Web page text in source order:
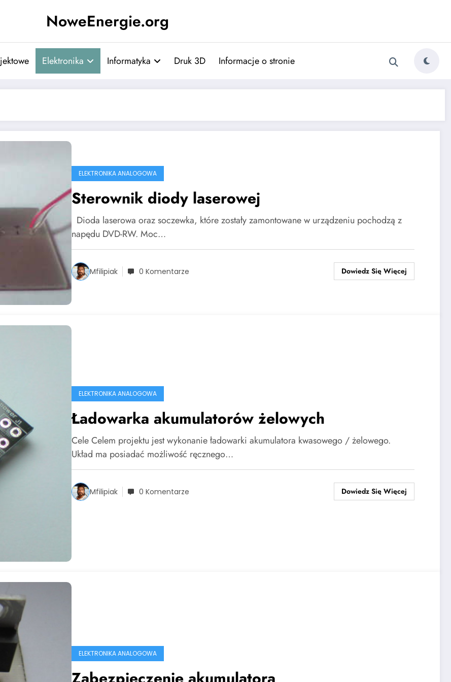
NoweEnergie.org
Elektronika Informatyka Druk 3D Informacje o stronie
ELEKTRONIKA ANALOGOWA
Sterownik diody laserowej
Dioda laserowa oraz soczewka, które zostały zamontowane w urządzeniu pochodzą z
napędu DVD-RW. Moc…
Mfilipiak 0 Komentarze Dowiedz Się Więcej
ELEKTRONIKA ANALOGOWA
Ładowarka akumulatorów żelowych
Cele Celem projektu jest wykonanie ładowarki akumulatora kwasowego / żelowego.
Układ ma posiadać możliwość ręcznego…
Mfilipiak 0 Komentarze Dowiedz Się Więcej
ELEKTRONIKA ANALOGOWA